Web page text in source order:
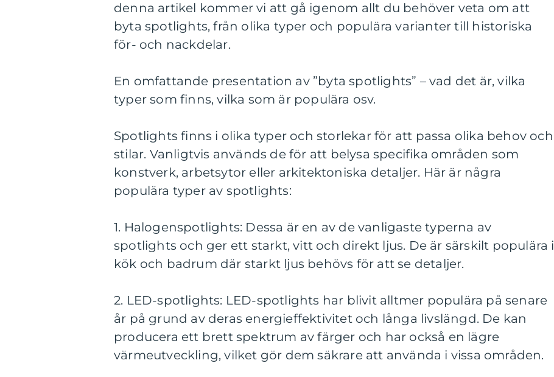
denna artikel kommer vi att gå igenom allt du behöver veta om att
byta spotlights, från olika typer och populära varianter till historiska
för- och nackdelar.
En omfattande presentation av ”byta spotlights” – vad det är, vilka
typer som finns, vilka som är populära osv.
Spotlights finns i olika typer och storlekar för att passa olika behov och
stilar. Vanligtvis används de för att belysa specifika områden som
konstverk, arbetsytor eller arkitektoniska detaljer. Här är några
populära typer av spotlights:
1. Halogenspotlights: Dessa är en av de vanligaste typerna av
spotlights och ger ett starkt, vitt och direkt ljus. De är särskilt populära i
kök och badrum där starkt ljus behövs för att se detaljer.
2. LED-spotlights: LED-spotlights har blivit alltmer populära på senare
år på grund av deras energieffektivitet och långa livslängd. De kan
producera ett brett spektrum av färger och har också en lägre
värmeutveckling, vilket gör dem säkrare att använda i vissa områden.